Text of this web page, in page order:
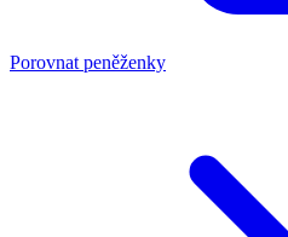
Porovnat peněženky